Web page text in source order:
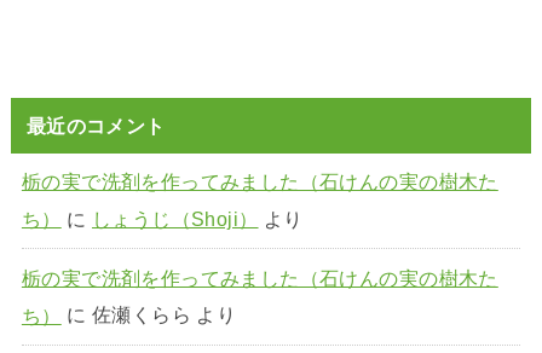
最近のコメント
栃の実で洗剤を作ってみました（石けんの実の樹木た
ち）
に しょうじ（Shoji） より
栃の実で洗剤を作ってみました（石けんの実の樹木た
ち）
に 佐瀬くらら より